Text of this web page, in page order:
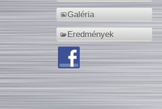
Galéria
Eredmények